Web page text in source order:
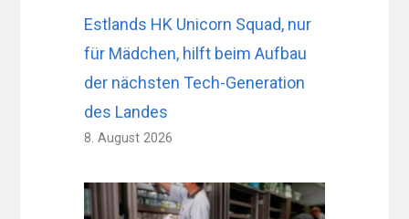
Estlands HK Unicorn Squad, nur
für Mädchen, hilft beim Aufbau
der nächsten Tech-Generation
des Landes
8. August 2026